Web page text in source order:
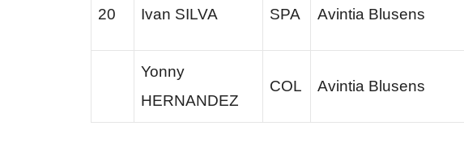
20 Ivan SILVA SPA Avintia Blusens
Yonny
HERNANDEZ
COL Avintia Blusens